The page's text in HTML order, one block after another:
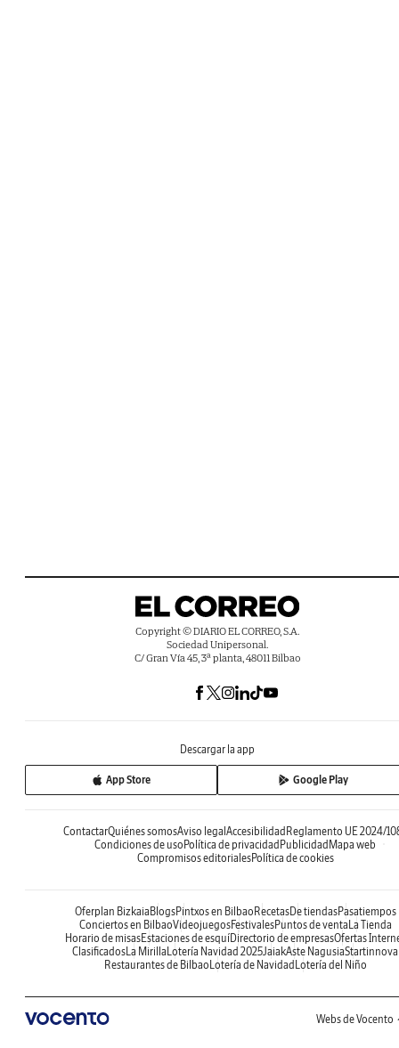
Copyright © DIARIO EL CORREO, S.A.
Sociedad Unipersonal.
C/ Gran Vía 45, 3ª planta, 48011 Bilbao
Descargar la app
App Store Google Play
ContactarQuiénes somosAviso legal Accesibilidad Reglamento UE 2024/
Condiciones de uso Política de privacidad Publicidad Mapa web
Compromisos editorialesPolítica de cookies
Oferplan Bizkaia BlogsPintxos en Bilbao RecetasDe tiendasPasatiempos
Conciertos en BilbaoVideojuegosFestivalesPuntos de venta La Tienda
Horario de misasEstaciones de esquíDirectorio de empresasOfertas
Clasificados La Mirilla Lotería Navidad 2025JaiakAste NagusiaStartinnova
Restaurantes de Bilbao Lotería de Navidad Lotería del Niño
Webs de Vocento